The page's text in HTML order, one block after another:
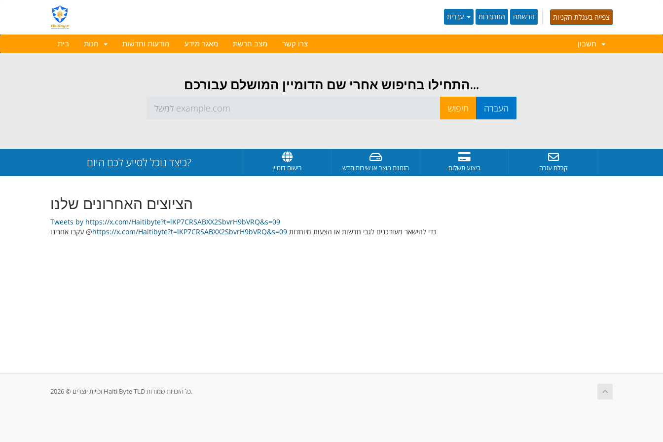
התחברות הרשמה צפייה בעגלת הקניות
בית הודעות וחדשות מאגר מידע מצב הרשת צרו קשר
התחילו בחיפוש אחרי שם הדומיין המושלם עבורכם...
כיצד נוכל לסייע לכם היום? רישום דומיין הזמנת מוצר או שירות חדש ביצוע תשלום קבלת עזרה
הציוצים האחרונים שלנו
Tweets by https://x.com/Haitibyte?t=lKP7CRSABXX2SbvrH9bVRQ&s=09
עקבו אחרינו @https://x.com/Haitibyte?t=lKP7CRSABXX2SbvrH9bVRQ&s=09 כדי להישאר מעודכנים לגבי חדשות או הצעות מיוחדות
זכויות יוצרים © 2026 Haiti Byte TLD כל הזכויות שמורות.